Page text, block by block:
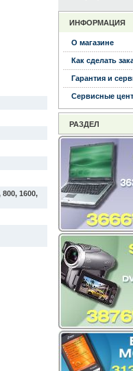
800, 1600,
ИНФОРМАЦИЯ
О магазине
Как сделать
Гарантия и
Сервисные
РАЗДЕЛ